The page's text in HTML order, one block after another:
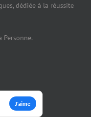
dédiée à la réussite
Personne.
J’aime